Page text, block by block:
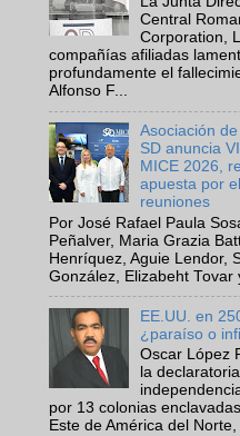
Central
Corporation,
compañías afiliadas
profundamente el
Alfonso F...
Asociación
SD anuncia
MICE 2026,
apuesta por
reuniones
Por José Rafael Paula
Peñalver, Maria Grazia
Henríquez, Aguie Lendor,
González, Elizabeht Tovar
EE.UU. en
¿paraíso o
Oscar López
la
por 13 colonias
Este de América del Norte,